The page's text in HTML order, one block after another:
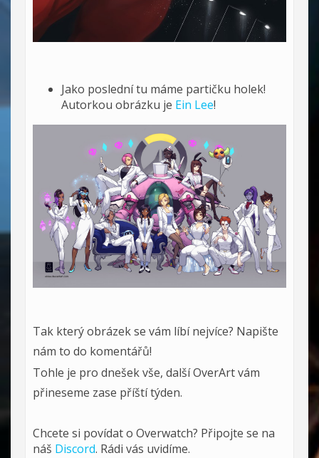
Jako poslední tu máme partičku holek!
Autorkou obrázku je Ein Lee!
Tak který obrázek se vám líbí nejvíce? Napište
nám to do komentářů!
Tohle je pro dnešek vše, další OverArt vám
přineseme zase příští týden.
Chcete si povídat o Overwatch? Připojte se na
náš Discord. Rádi vás uvidíme.